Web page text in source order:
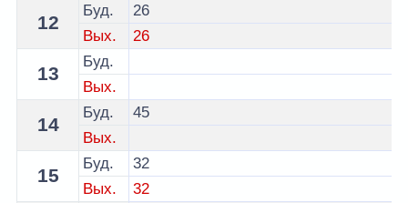
12
Буд.
26
Вых.
26
13
Буд.
Вых.
14
Буд.
45
Вых.
15
Буд.
32
Вых.
32